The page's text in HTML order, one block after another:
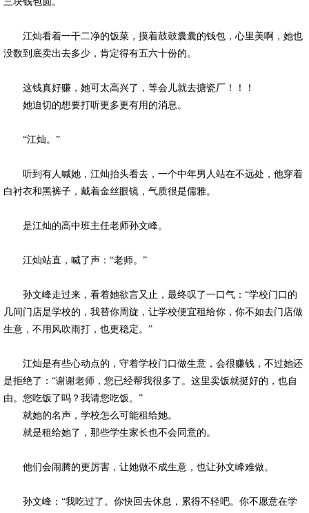
江灿看着一干二净的饭菜，摸着鼓鼓囊囊的钱包，心里美啊，她也
没数到底卖出去多少，肯定得有五六十份的。
这钱真好赚，她可太高兴了，等会儿就去搪瓷厂！！！
她迫切的想要打听更多更有用的消息。
“江灿。”
听到有人喊她，江灿抬头看去，一个中年男人站在不远处，他穿着
白衬衣和黑裤子，戴着金丝眼镜，气质很是儒雅。
是江灿的高中班主任老师孙文峰。
江灿站直，喊了声：“老师。”
孙文峰走过来，看着她欲言又止，最终叹了一口气：“学校门口的
几间门店是学校的，我替你周旋，让学校便宜租给你，你不如去门店做
生意，不用风吹雨打，也更稳定。”
江灿是有些心动点的，守着学校门口做生意，会很赚钱，不过她还
是拒绝了：“谢谢老师，您已经帮我很多了。这里卖饭就挺好的，也自
由。您吃饭了吗？我请您吃饭。”
就她的名声，学校怎么可能租给她。
就是租给她了，那些学生家长也不会同意的。
他们会闹腾的更厉害，让她做不成生意，也让孙文峰难做。
孙文峰：“我吃过了。你快回去休息，累得不轻吧。你不愿意在学